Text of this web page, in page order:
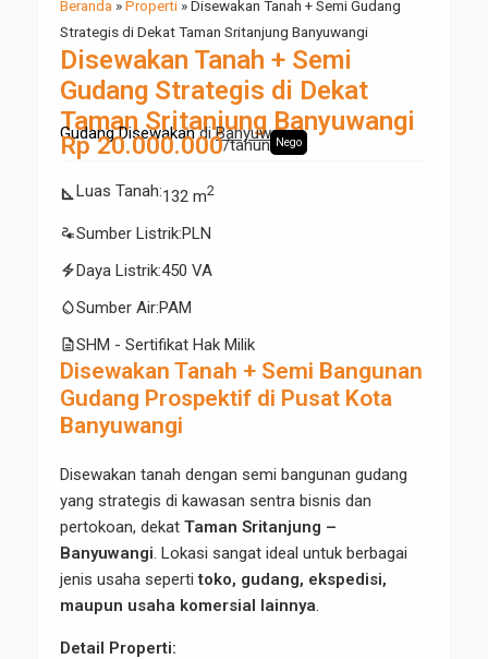
Beranda »Properti »Disewakan Tanah + Semi Gudang
Strategis di Dekat Taman Sritanjung Banyuwangi
Disewakan Tanah + Semi
Gudang Strategis di Dekat
Taman Sritanjung Banyuwangi
Gudang Disewakan diBanyuwangi
Rp 20.000.000/tahun Nego
square_footLuas Tanah:132 m2
electrical_servicesSumber Listrik:PLN
electric_boltDaya Listrik:450 VA
water_dropSumber Air:PAM
descriptionSHM - Sertifikat Hak Milik
Disewakan Tanah + Semi Bangunan
Gudang Prospektif di Pusat Kota
Banyuwangi
Disewakan tanah dengan semi bangunan gudang
yang strategis di kawasan sentra bisnis dan
pertokoan, dekat Taman Sritanjung –
Banyuwangi. Lokasi sangat ideal untuk berbagai
jenis usaha sepertitoko, gudang, ekspedisi,
maupun usaha komersial lainnya.
Detail Properti: